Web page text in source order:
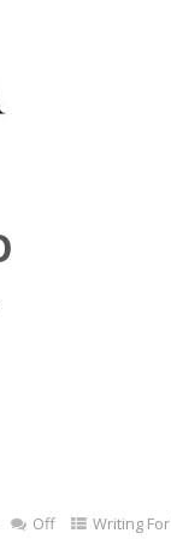
Off Writing